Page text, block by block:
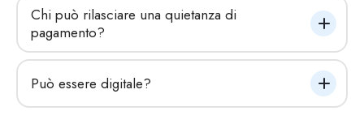
Chi può rilasciare una quietanza di
pagamento?
Può essere digitale?